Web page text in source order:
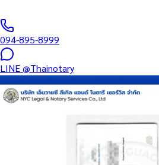
094-895-8999
LINE@Thainotary